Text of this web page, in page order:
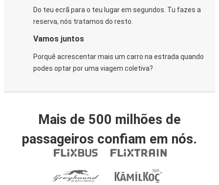
Do teu ecrã para o teu lugar em segundos. Tu fazes a
reserva, nós tratamos do resto.
Vamos juntos
Porquê acrescentar mais um carro na estrada quando
podes optar por uma viagem coletiva?
Mais de 500 milhões de
passageiros confiam em nós.